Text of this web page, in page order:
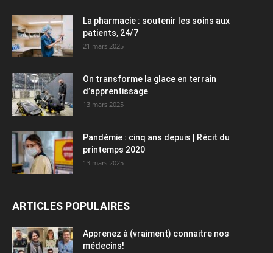
La pharmacie : soutenir les soins aux
patients, 24/7
21 mars 2025
On transforme la glace en terrain
d’apprentissage
13 mars 2025
Pandémie : cinq ans depuis | Récit du
printemps 2020
13 mars 2025
ARTICLES POPULAIRES
Apprenez à (vraiment) connaitre nos
médecins!